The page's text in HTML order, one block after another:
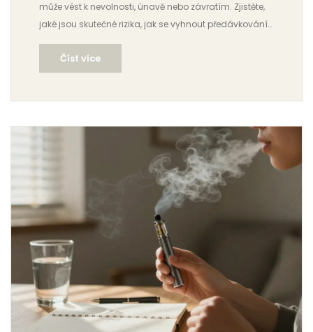
může vést k nevolnosti, únavě nebo závratím. Zjistěte,
jaké jsou skutečné rizika, jak se vyhnout předávkování
a co dělat, když se necítíte dobře.
Číst více